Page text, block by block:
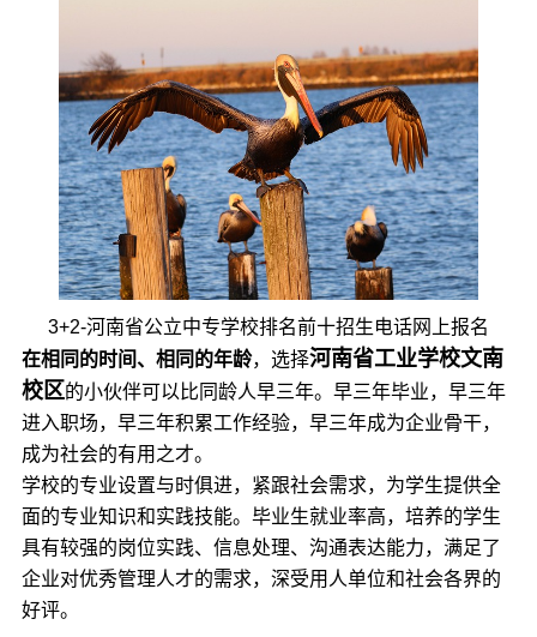
3+2-河南省公立中专学校排名前十招生电话网上报名
在相同的时间、相同的年龄，选择河南省工业学校文南
校区的小伙伴可以比同龄人早三年。早三年毕业，早三年
进入职场，早三年积累工作经验，早三年成为企业骨干，
成为社会的有用之才。
学校的专业设置与时俱进，紧跟社会需求，为学生提供全
面的专业知识和实践技能。毕业生就业率高，培养的学生
具有较强的岗位实践、信息处理、沟通表达能力，满足了
企业对优秀管理人才的需求，深受用人单位和社会各界的
好评。